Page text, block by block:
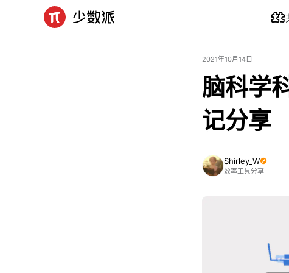
2021年10月14日
脑科学
记分享
Shirley_W
效率工具分享